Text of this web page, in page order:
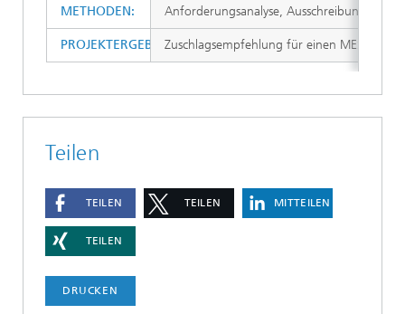
Anforderungsanalyse,
Zuschlagsempfehlung für einen MES-
METHODEN:
PROJEKTERGEBNISSE:
Teilen
TEILEN TEILEN MITTEILEN
TEILEN
DRUCKEN